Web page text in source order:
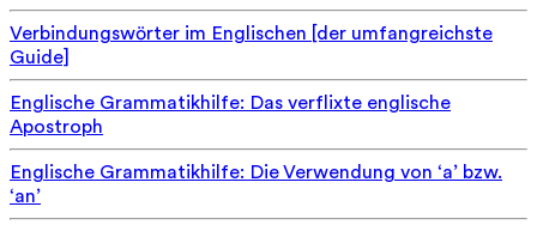
Verbindungswörter im Englischen [der umfangreichste
Guide]
Englische Grammatikhilfe: Das verflixte englische
Apostroph
Englische Grammatikhilfe: Die Verwendung von ‘a’ bzw.
‘an’